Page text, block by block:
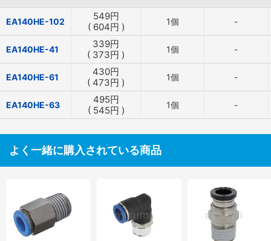
EA140HE-102 549円
( 604円 ) 1個 -
EA140HE-41 339円
( 373円 ) 1個 -
EA140HE-61 430円
( 473円 ) 1個 -
EA140HE-63 495円
( 545円 ) 1個 -
よく一緒に購入されている商品